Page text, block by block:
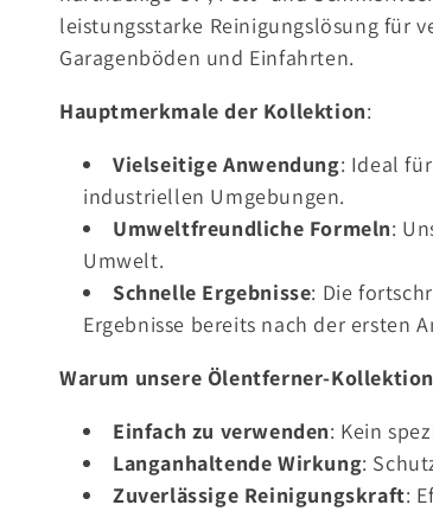
g
o
i
e
:
leistungsstarke Reinigungslösung für
Garagenböden und Einfahrten.
Hauptmerkmale der Kollektion:
Vielseitige Anwendung: Ideal
industriellen Umgebungen.
Umweltfreundliche Formeln:
Umwelt.
Schnelle Ergebnisse: Die
Ergebnisse bereits nach der ersten
Warum unsere Ölentferner-
Einfach zu verwenden: Kein
Langanhaltende Wirkung:
Zuverlässige Reinigungskraft: